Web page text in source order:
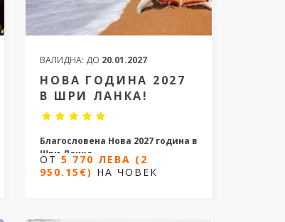
ВАЛИДНА: ДО 20.01.2027
НОВА ГОДИНА 2027
В ШРИ ЛАНКА!
Благословена Нова 2027 година в
Шри Ланка
9 дни/ 7 нощувки
ОТ5 770 ЛЕВА (2
950.15€) НА ЧОВЕК